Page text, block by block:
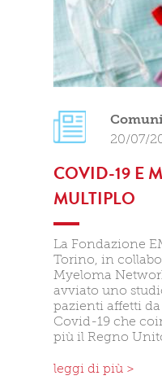
20/07/
COVID-19 E
MULTIPLO
La Fondazione
Torino, in
Myeloma
avviato uno
pazienti affetti
Covid-19 che
più il Regno
leggi di più >